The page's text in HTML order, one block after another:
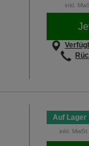
inkl.
Auf Lager
inkl.